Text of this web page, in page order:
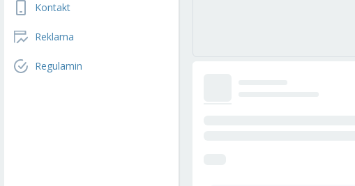
Kontakt
Reklama
Regulamin